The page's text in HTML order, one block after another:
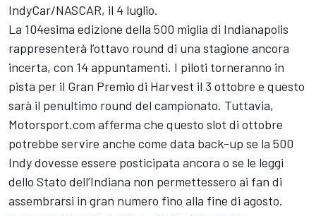
IndyCar/NASCAR, il 4 luglio.
La 104esima edizione della 500 miglia di Indianapolis
rappresenterà l’ottavo round di una stagione ancora
incerta, con 14 appuntamenti. I piloti torneranno in
pista per il Gran Premio di Harvest il 3 ottobre e questo
sarà il penultimo round del campionato. Tuttavia,
Motorsport.com afferma che questo slot di ottobre
potrebbe servire anche come data back-up se la 500
Indy dovesse essere posticipata ancora o se le leggi
dello Stato dell’Indiana non permettessero ai fan di
assembrarsi in gran numero fino alla fine di agosto.